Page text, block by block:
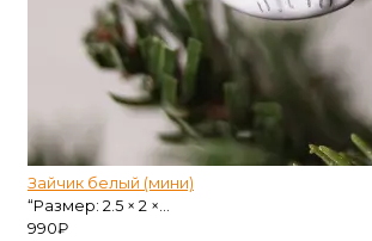
Зайчик белый (мини)
“Размер: 2.5 × 2 ×...
990₽